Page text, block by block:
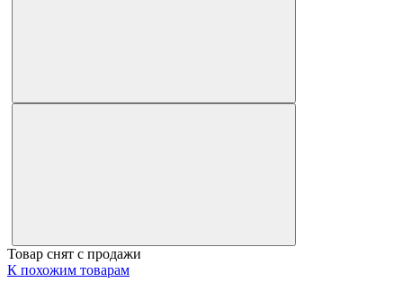
Товар снят с продажи
К похожим товарам